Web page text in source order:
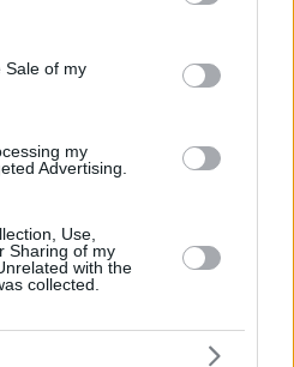
and its third-party tags to
purposes in below Google
Sale of my
my
Advertising.
Use,
Sharing of my
with the
collected.